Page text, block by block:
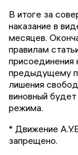
В итоге за
наказание в
месяцев.
правилам
присоединения
предыдущему
лишения
виновный
режима.
* Движение
запрещено.